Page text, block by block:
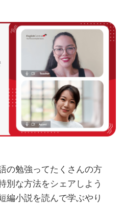
の勉強ってたくさんの方
別な方法をシェアしよう
編小説を読んで学ぶやり